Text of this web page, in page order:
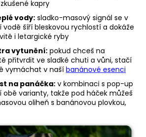
kapry
vody: sladko-masový signál se v
šíří bleskovou rychlostí a dokáže
i letargické ryby
vytunění: pokud chceš na
přitvrdit ve sladké chuti a vůni, stačí
vymáchat v našíbanánové esenci
na panáčka: v kombinaci s pop-up
obě varianty, takže pod háček můžeš
oliheň s banánovou plovkou,
HLEDAT